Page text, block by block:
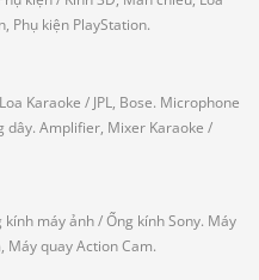
Phụ kiện PlayStation.
Loa Karaoke / JPL, Bose. Microphone
dây. Amplifier, Mixer Karaoke /
máy ảnh / Ống kính Sony. Máy
Máy quay Action Cam.